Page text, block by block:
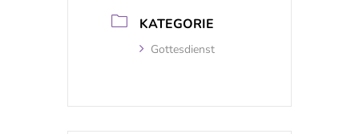
KATEGORIE
Gottesdienst